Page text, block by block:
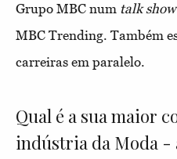
Grupo MBC num talk show
MBC Trending. Também
carreiras em paralelo.
Qual é a sua maior
indústria da Moda -